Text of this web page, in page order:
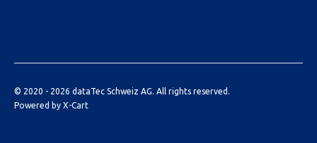
© 2020 - 2026 dataTec Schweiz AG. All rights reserved.
Powered by X-Cart